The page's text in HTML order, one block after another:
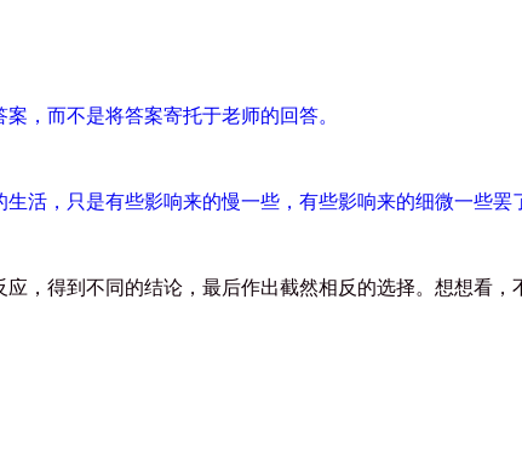
，而不是将答案寄托于老师的回答。
活，只是有些影响来的慢一些，有些影响来的细微一些罢
，得到不同的结论，最后作出截然相反的选择。想想看